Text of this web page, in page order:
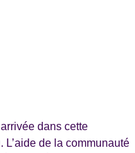
dans cette
L’aide de la communauté